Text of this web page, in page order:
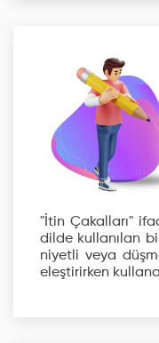
"İtin Çakalları"
dilde kullanılan
niyetli veya
eleştirirken